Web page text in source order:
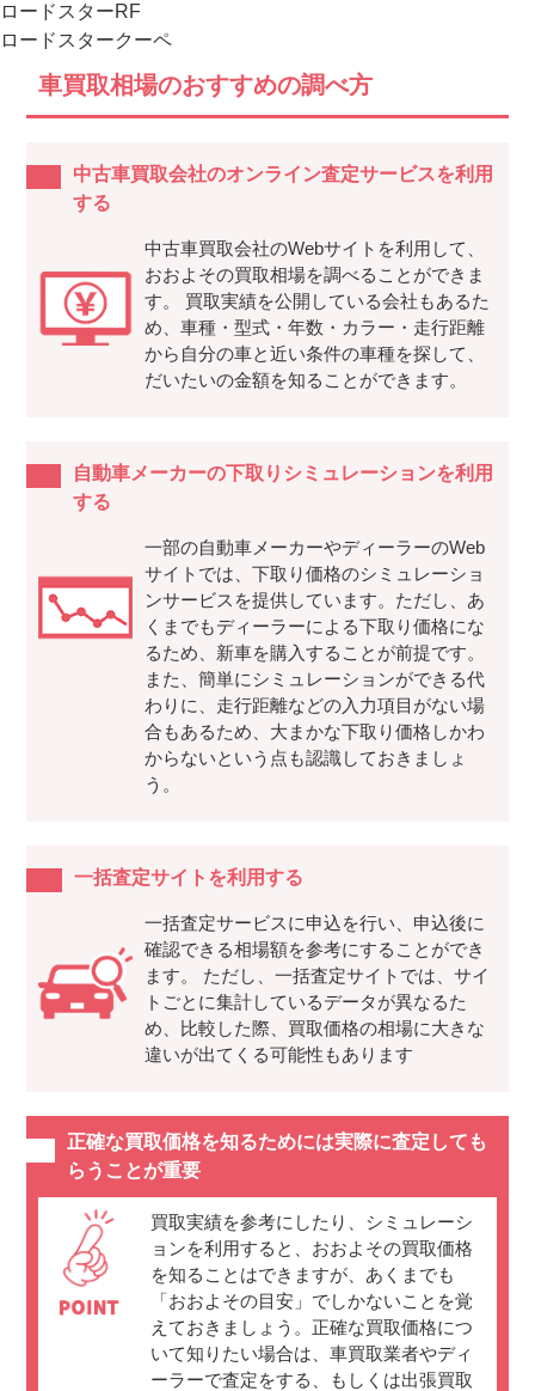
ロードスターRF
ロードスタークーペ
車買取相場のおすすめの調べ方
中古車買取会社のオンライン査定サービスを利用
する
中古車買取会社のWebサイトを利用して、
おおよその買取相場を調べることができま
す。 買取実績を公開している会社もあるた
め、車種・型式・年数・カラー・走行距離
から自分の車と近い条件の車種を探して、
だいたいの金額を知ることができます。
自動車メーカーの下取りシミュレーションを利用
する
一部の自動車メーカーやディーラーのWeb
サイトでは、下取り価格のシミュレーショ
ンサービスを提供しています。ただし、あ
くまでもディーラーによる下取り価格にな
るため、新車を購入することが前提です。
また、簡単にシミュレーションができる代
わりに、走行距離などの入力項目がない場
合もあるため、大まかな下取り価格しかわ
からないという点も認識しておきましょ
う。
一括査定サイトを利用する
一括査定サービスに申込を行い、申込後に
確認できる相場額を参考にすることができ
ます。 ただし、一括査定サイトでは、サイ
トごとに集計しているデータが異なるた
め、比較した際、買取価格の相場に大きな
違いが出てくる可能性もあります
正確な買取価格を知るためには実際に査定しても
らうことが重要
買取実績を参考にしたり、シミュレーシ
ョンを利用すると、おおよその買取価格
を知ることはできますが、あくまでも
「おおよその目安」でしかないことを覚
えておきましょう。正確な買取価格につ
いて知りたい場合は、車買取業者やディ
ーラーで査定をする、もしくは出張買取